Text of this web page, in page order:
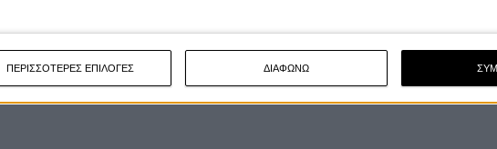
ΠΕΡΙΣΣΟΤΕΡΕΣ ΕΠΙΛΟΓΕΣ ΔΙΑΦΩΝΩ